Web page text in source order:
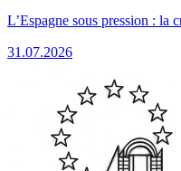
L’Espagne sous pression : la
31.07.2026